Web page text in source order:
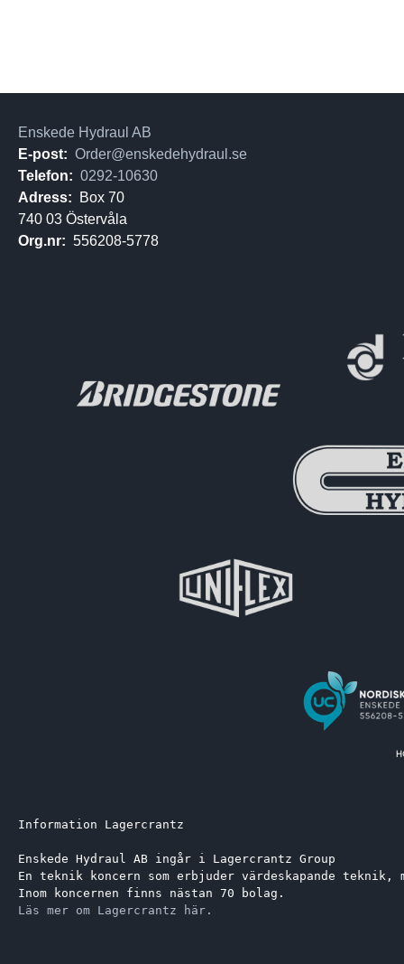
Information Lagercrantz
Enskede Hydraul AB ingår i Lagercrantz Group
En teknik koncern som erbjuder värdeskapande
Inom koncernen finns nästan 70 bolag.
Läs mer om Lagercrantz här.
Enskede Hydraul AB
E-post: Order@enskedehydraul.se
Telefon: 0292-10630
Adress:
Box 70
740 03 Östervåla
Org.nr: 556208-5778